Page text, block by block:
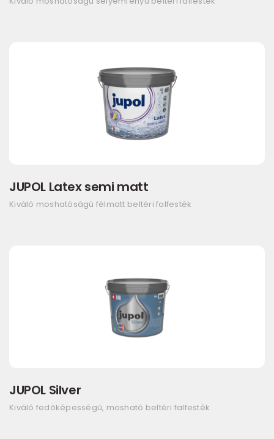
JUPOL Latex semi matt
Kiváló moshatóságú félmatt beltéri falfesték
JUPOL Silver
Kiváló fedőképességű, mosható beltéri falfesték